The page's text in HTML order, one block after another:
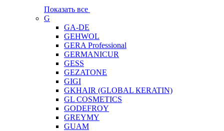
Показать все
G
GA-DE
GEHWOL
GERA Professional
GERMANICUR
GESS
GEZATONE
GIGI
GKHAIR (GLOBAL КЕRATIN)
GL COSMETICS
GODEFROY
GREYMY
GUAM